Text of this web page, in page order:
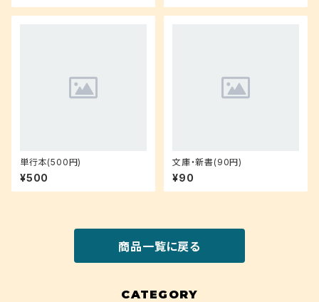
単行本(500円)
¥500
文庫・新書(90円)
¥90
商品一覧に戻る
CATEGORY